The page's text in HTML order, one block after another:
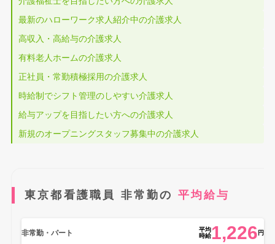
最新のハローワーク求人紹介中の介護求人
高収入・高給与の介護求人
有料老人ホームの介護求人
正社員・常勤積極採用の介護求人
時給制でシフト管理のしやすい介護求人
給与アップを目指したい方への介護求人
新規のオープニングスタッフ募集中の介護求人
東京都看護職員 非常勤の 平均給与
非常勤・パート
平均
時給1,226 円